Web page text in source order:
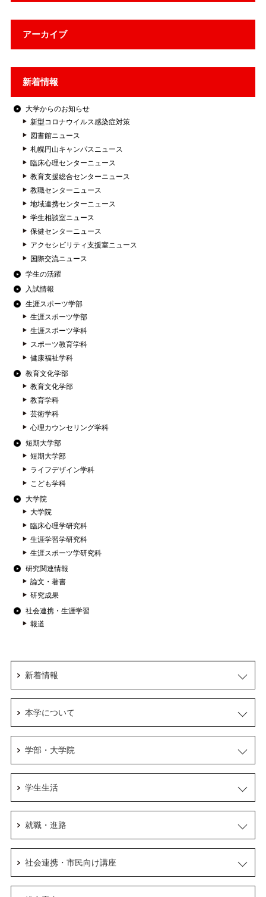
アーカイブ
新着情報
大学からのお知らせ
新型コロナウイルス感染症対策
図書館ニュース
札幌円山キャンパスニュース
臨床心理センターニュース
教育支援総合センターニュース
教職センターニュース
地域連携センターニュース
学生相談室ニュース
保健センターニュース
アクセシビリティ支援室ニュース
国際交流ニュース
学生の活躍
入試情報
生涯スポーツ学部
生涯スポーツ学部
生涯スポーツ学科
スポーツ教育学科
健康福祉学科
教育文化学部
教育文化学部
教育学科
芸術学科
心理カウンセリング学科
短期大学部
短期大学部
ライフデザイン学科
こども学科
大学院
大学院
臨床心理学研究科
生涯学習学研究科
生涯スポーツ学研究科
研究関連情報
論文・著書
研究成果
社会連携・生涯学習
報道
新着情報
本学について
学部・大学院
学生生活
就職・進路
社会連携・市民向け講座